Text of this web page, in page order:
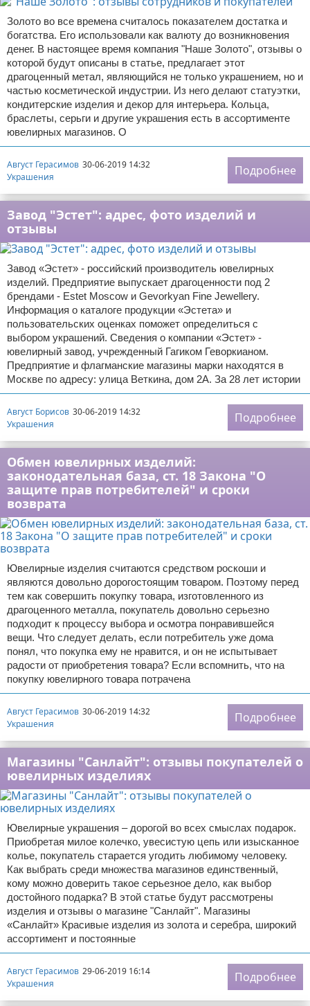
Золото во все времена считалось показателем достатка и
богатства. Его использовали как валюту до возникновения
денег. В настоящее время компания "Наше Золото", отзывы о
которой будут описаны в статье, предлагает этот
драгоценный метал, являющийся не только украшением, но и
частью косметической индустрии. Из него делают статуэтки,
кондитерские изделия и декор для интерьера. Кольца,
браслеты, серьги и другие украшения есть в ассортименте
ювелирных магазинов. О
Август Герасимов 30-06-2019 14:32
Украшения
Подробнее
Завод "Эстет": адрес, фото изделий и
отзывы
Завод «Эстет» - российский производитель ювелирных
изделий. Предприятие выпускает драгоценности под 2
брендами - Estet Moscow и Gevorkyan Fine Jewellery.
Информация о каталоге продукции «Эстета» и
пользовательских оценках поможет определиться с
выбором украшений. Сведения о компании «Эстет» -
ювелирный завод, учрежденный Гагиком Геворкианом.
Предприятие и флагманские магазины марки находятся в
Москве по адресу: улица Веткина, дом 2А. За 28 лет истории
Август Борисов 30-06-2019 14:32
Украшения
Подробнее
Обмен ювелирных изделий:
законодательная база, ст. 18 Закона "О
защите прав потребителей" и сроки
возврата
Ювелирные изделия считаются средством роскоши и
являются довольно дорогостоящим товаром. Поэтому перед
тем как совершить покупку товара, изготовленного из
драгоценного металла, покупатель довольно серьезно
подходит к процессу выбора и осмотра понравившейся
вещи. Что следует делать, если потребитель уже дома
понял, что покупка ему не нравится, и он не испытывает
радости от приобретения товара? Если вспомнить, что на
покупку ювелирного товара потрачена
Август Герасимов 30-06-2019 14:32
Украшения
Подробнее
Магазины "Санлайт": отзывы покупателей о
ювелирных изделиях
Ювелирные украшения – дорогой во всех смыслах подарок.
Приобретая милое колечко, увесистую цепь или изысканное
колье, покупатель старается угодить любимому человеку.
Как выбрать среди множества магазинов единственный,
кому можно доверить такое серьезное дело, как выбор
достойного подарка? В этой статье будут рассмотрены
изделия и отзывы о магазине "Санлайт". Магазины
«Санлайт» Красивые изделия из золота и серебра, широкий
ассортимент и постоянные
Август Герасимов 29-06-2019 16:14
Украшения
Подробнее